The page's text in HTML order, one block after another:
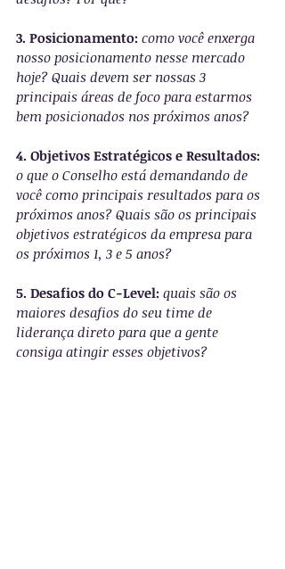
3. Posicionamento: como você enxerga
nosso posicionamento nesse mercado
hoje? Quais devem ser nossas 3
principais áreas de foco para estarmos
bem posicionados nos próximos anos?
4. Objetivos Estratégicos e Resultados:
o que o Conselho está demandando de
você como principais resultados para os
próximos anos? Quais são os principais
objetivos estratégicos da empresa para
os próximos 1, 3 e 5 anos?
5. Desafios do C-Level: quais são os
maiores desafios do seu time de
liderança direto para que a gente
consiga atingir esses objetivos?